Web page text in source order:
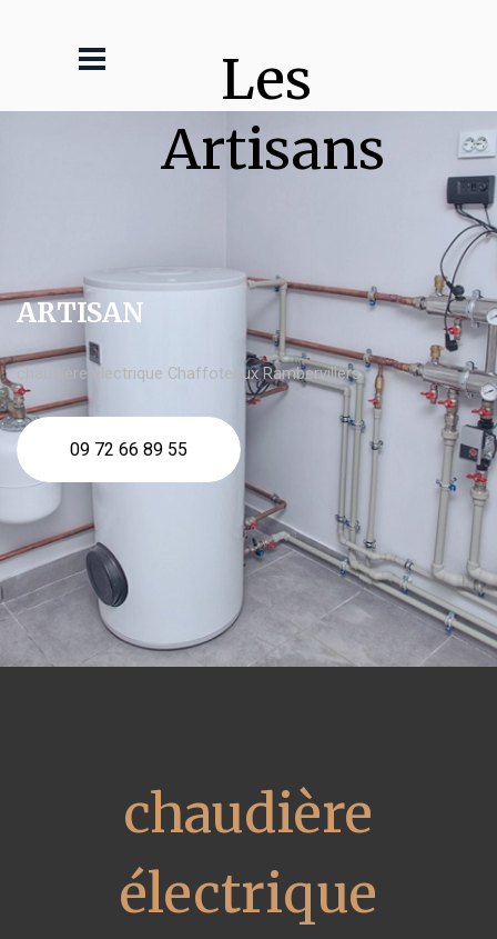
Les
Artisans
ARTISAN
chaudière électrique Chaffoteaux Rambervillers
09 72 66 89 55
chaudière
électrique